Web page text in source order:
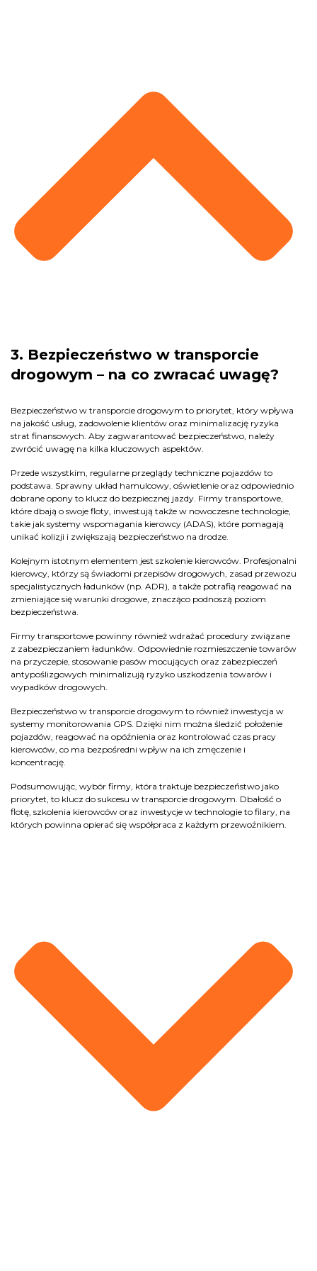
3. Bezpieczeństwo w transporcie
drogowym – na co zwracać uwagę?
Bezpieczeństwo w transporcie drogowym to priorytet, który wpływa
na jakość usług, zadowolenie klientów oraz minimalizację ryzyka
strat finansowych. Aby zagwarantować bezpieczeństwo, należy
zwrócić uwagę na kilka kluczowych aspektów.
Przede wszystkim, regularne przeglądy techniczne pojazdów to
podstawa. Sprawny układ hamulcowy, oświetlenie oraz odpowiednio
dobrane opony to klucz do bezpiecznej jazdy. Firmy transportowe,
które dbają o swoje floty, inwestują także w nowoczesne technologie,
takie jak systemy wspomagania kierowcy (ADAS), które pomagają
unikać kolizji i zwiększają bezpieczeństwo na drodze.
Kolejnym istotnym elementem jest szkolenie kierowców. Profesjonalni
kierowcy, którzy są świadomi przepisów drogowych, zasad przewozu
specjalistycznych ładunków (np. ADR), a także potrafią reagować na
zmieniające się warunki drogowe, znacząco podnoszą poziom
bezpieczeństwa.
Firmy transportowe powinny również wdrażać procedury związane
z zabezpieczaniem ładunków. Odpowiednie rozmieszczenie towarów
na przyczepie, stosowanie pasów mocujących oraz zabezpieczeń
antypoślizgowych minimalizują ryzyko uszkodzenia towarów i
wypadków drogowych.
Bezpieczeństwo w transporcie drogowym to również inwestycja w
systemy monitorowania GPS. Dzięki nim można śledzić położenie
pojazdów, reagować na opóźnienia oraz kontrolować czas pracy
kierowców, co ma bezpośredni wpływ na ich zmęczenie i
koncentrację.
Podsumowując, wybór firmy, która traktuje bezpieczeństwo jako
priorytet, to klucz do sukcesu w transporcie drogowym. Dbałość o
flotę, szkolenia kierowców oraz inwestycje w technologie to filary, na
których powinna opierać się współpraca z każdym przewoźnikiem.